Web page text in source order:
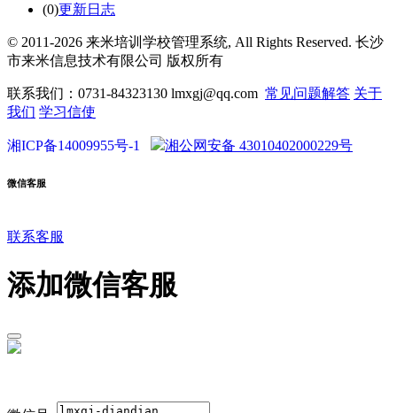
(0)更新日志
© 2011-2026 来米培训学校管理系统, All Rights Reserved. 长沙
市来米信息技术有限公司 版权所有
联系我们：0731-84323130 lmxgj@qq.com 常见问题解答 关于
我们 学习信使
湘ICP备14009955号-1 湘公网安备 43010402000229号
微信客服
联系客服
添加微信客服